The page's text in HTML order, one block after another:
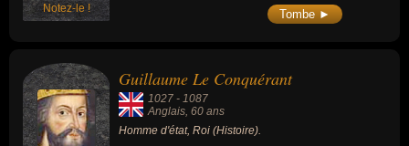
Notez-le ! Tombe ►
Guillaume Le Conquérant
1027 - 1087
Anglais, 60 ans
Homme d'état, Roi (Histoire).